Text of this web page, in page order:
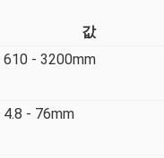
값
610 - 3200mm
4.8 - 76mm